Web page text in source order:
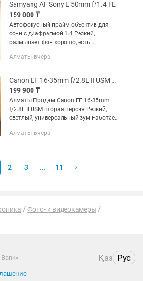
Samyang AF Sony E 50mm f/1.4 FE
159 000 ₸
Автофокусный прайм объектив для
сони с диафрагмой 1.4 Резкий,
размывает фон хорошо, есть
работу Так же есть другие объективы,
Алматы, вчера
Canon EF 16-35mm f/2.8L II USM Идеал
199 900 ₸
Алматы Продам Canon EF 16-35mm
f/2.8L II USM вторая версия Резкий,
светлый, универсальный зум Работает
Алматы, вчера
2 3 ... 11
Фото- и видеокамеры
Қаз Рус